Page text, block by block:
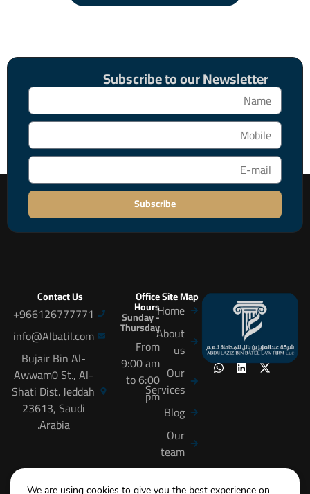
Subscribe to our Newsletter
Subscribe
Site Map
Home
About
us
Our
Services
Blog
Our
team
careers
Office
Hours
Sunday -
Thursday
From
9:00 am
to 6:00
pm
Contact Us
966126777771+
info@Albatil.com
Bujair Bin Al-
Awwam0 St., Al-
Shati Dist. Jeddah
23613, Saudi
Arabia.
We are using cookies to give you the best experience on